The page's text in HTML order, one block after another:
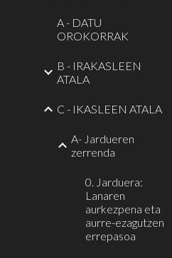
A - DATU
OROKORRAK
B - IRAKASLEEN
ATALA
C - IKASLEEN ATALA
A- Jardueren
zerrenda
0. Jarduera:
Lanaren
aurkezpena eta
aurre-ezagutzen
errepasoa